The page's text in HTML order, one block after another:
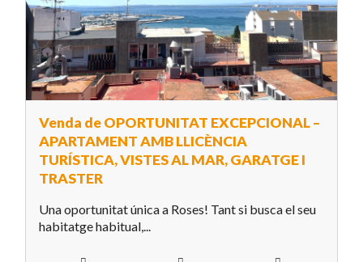
Venda de OPORTUNITAT EXCEPCIONAL –
APARTAMENT AMB LLICÈNCIA
TURÍSTICA, VISTES AL MAR, GARATGE I
TRASTER
Una oportunitat única a Roses! Tant si busca el seu
habitatge habitual,...